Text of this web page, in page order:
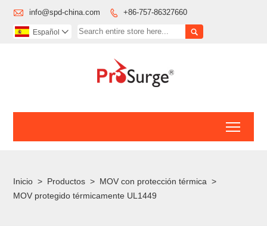
 info@spd-china.com  +86-757-86327660

Español 
Inicio > Productos > MOV con protección térmica >
MOV protegido térmicamente UL1449